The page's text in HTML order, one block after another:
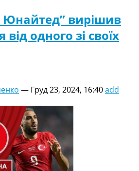
Юнайтед” вирішив
одного зі своїх
— Груд 23, 2024, 16:40add